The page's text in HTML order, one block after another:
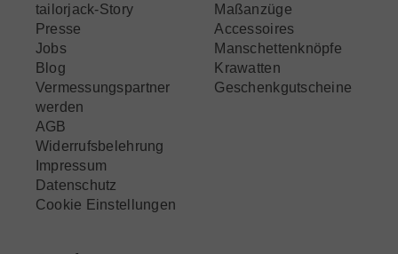
tailorjack-Story
Presse
Jobs
Blog
Vermessungspartner
werden
AGB
Widerrufsbelehrung
Impressum
Datenschutz
Cookie Einstellungen
Maßanzüge
Accessoires
Manschettenknöpfe
Krawatten
Geschenkgutscheine